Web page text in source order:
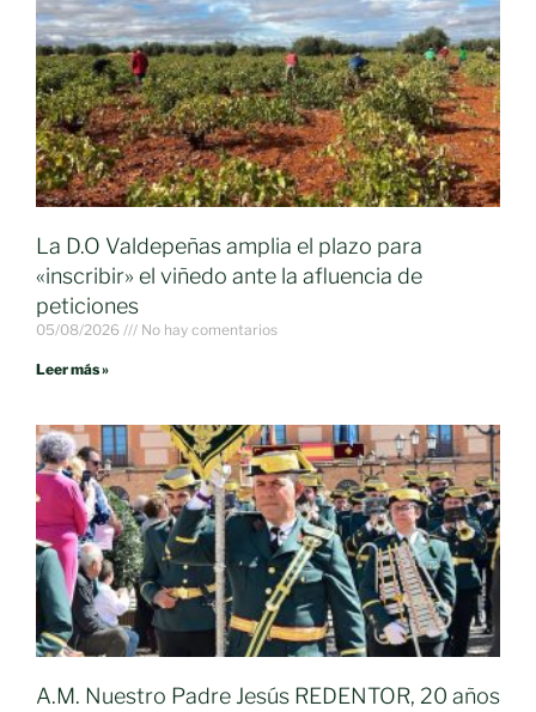
La D.O Valdepeñas amplia el plazo para
«inscribir» el viñedo ante la afluencia de
peticiones
05/08/2026 No hay comentarios
Leer más »
A.M. Nuestro Padre Jesús REDENTOR, 20 años